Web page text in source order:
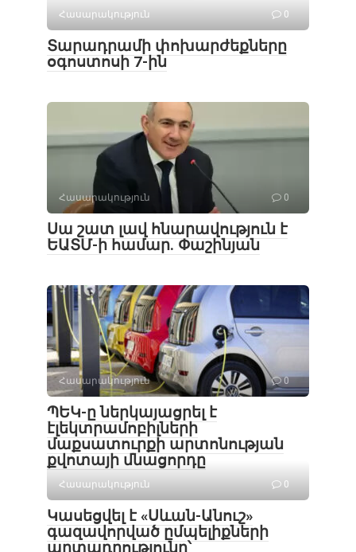
Հասարակություն 0
Տարադրամի փոխարժեքները
օգոստոսի 7-ին
Հասարակություն 0
Սա շատ լավ հնարավություն է
ԵԱՏՄ-ի համար. Փաշինյան
Հասարակություն 0
ՊԵԿ-ը ներկայացրել է
էլեկտրամոբիլների
մաքսատուրքի արտոնության
քվոտայի մնացորդը
Հասարակություն 0
Կասեցվել է «Սևան-Անուշ»
գազավորված ըմպելիքների
արտադրությունը՝